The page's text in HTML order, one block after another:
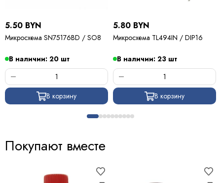
5.50 BYN
Микросхема SN75176BD / SO8
В наличии: 20 шт
В корзину
5.80 BYN
Микросхема TL494IN / DIP16
В наличии: 23 шт
В корзину
Покупают вместе